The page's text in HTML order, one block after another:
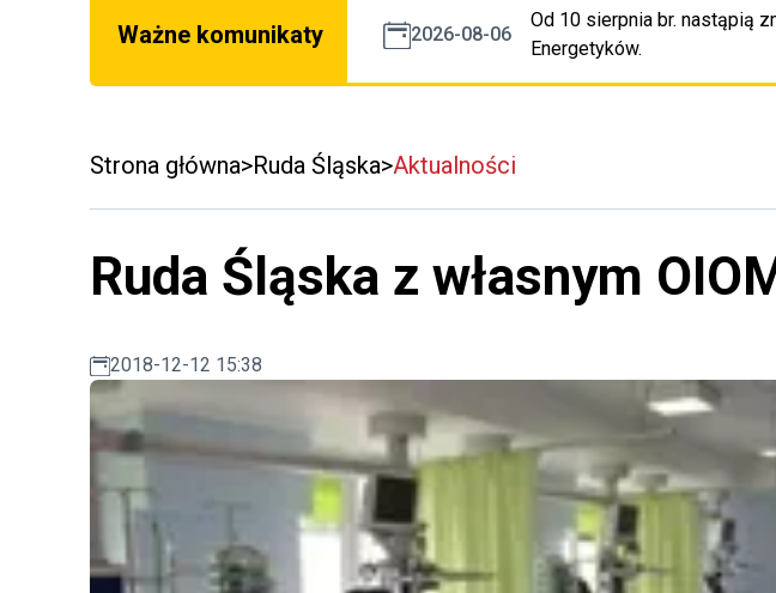
Ważne komunikaty 2026-08-06
Od 10 sierpnia br. nastąpią
Energetyków.
Strona główna Ruda Śląska Aktualności
Ruda Śląska z własnym
2018-12-12 15:38